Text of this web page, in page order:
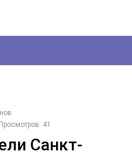
Просмотров: 41
Санкт-